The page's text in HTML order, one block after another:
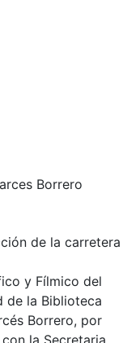
Borrero
de la carretera
y Fílmico del
de la Biblioteca
Borrero, por
la Secretaria